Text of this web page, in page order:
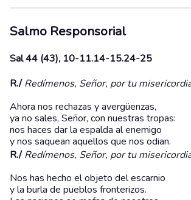
Salmo Responsorial
Sal 44 (43), 10-11.14-15.24-25
R./ Redímenos, Señor, por tu
Ahora nos rechazas y avergüenzas,
ya no sales, Señor, con nuestras tropas:
nos haces dar la espalda al enemigo
y nos saquean aquellos que nos odian.
R./ Redímenos, Señor, por tu
Nos has hecho el objeto del escarnio
y la burla de pueblos fronterizos.